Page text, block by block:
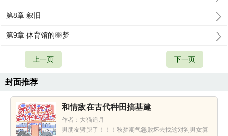
第8章 叙旧
第9章 体育馆的噩梦
上一页 下一页
封面推荐
和情敌在古代种田搞基建
作者：大猫追月
男朋友劈腿了！！！秋梦期气急败坏去找这对狗男女算